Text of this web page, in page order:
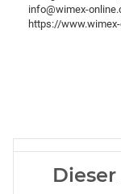
info@wimex-
https://